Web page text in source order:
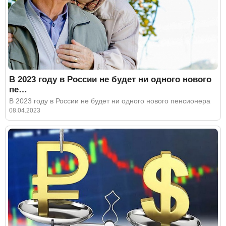
В 2023 году в России не будет ни одного нового
пе…
В 2023 году в России не будет ни одного нового пенсионера
08.04.2023